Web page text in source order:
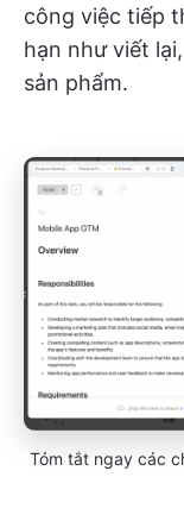
công việc tiếp
hạn như viết
sản phẩm.
Tóm tắt ngay các